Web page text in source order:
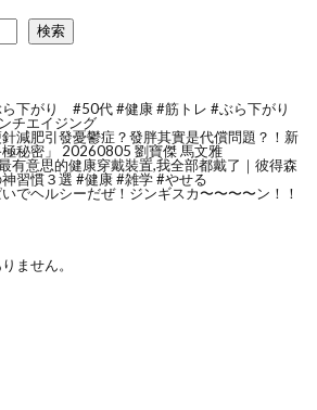
検索
ら下がり #50代 #健康 #筋トレ #ぶら下がり
チエイジング
針減肥引發憂鬱症？發胖其實是代償問題？！新
秘密」 20260805 劉寶傑 馬文雅
有意思的健康穿戴裝置,我全部都戴了｜彼得森
習慣３選 #健康 #雑学 #やせる
でヘルシーだぜ！ジンギスカ〜〜〜〜ン！！
ません。